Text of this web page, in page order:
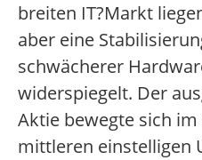
breiten IT?Markt
aber eine
schwächerer
widerspiegelt. Der
Aktie bewegte sich
mittleren einstelligen